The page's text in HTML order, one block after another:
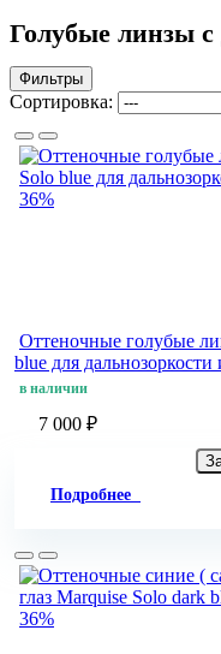
Голубые линзы
Фильтры
Сортировка:
36%
Оттеночные голубые
blue для дальнозоркости
в наличии
7 000 ₽
Подробнее
36%